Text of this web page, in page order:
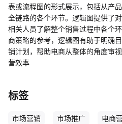
表或流程图的形式展示，包括从产
全链路的各个环节。逻辑图提供了
相关人员了解整个销售过程中各个
商策略的参考，逻辑图有助于明确
销计划，帮助电商从整体的角度审
营效率
标签
市场营销 市场推广 电商